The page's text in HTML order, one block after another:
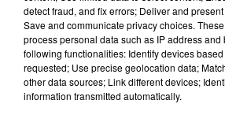
Lecture (4 min 54 sec)
100%
100% Radio l'agenda du Tarn et
detect fraud, and fix errors; Deliver and
Save and communicate privacy choices.
process personal data such as IP address and
following functionalities: Identify devices
requested; Use precise geolocation data;
other data sources; Link different devices;
information transmitted automatically.